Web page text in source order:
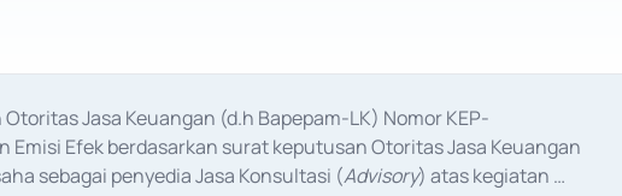
Jasa Keuangan (d.h Bapepam-LK) Nomor KEP-
Emisi Efek berdasarkan surat keputusan Otoritas Jasa Keuangan
sebagai penyedia Jasa Konsultasi (Advisory) atas kegiatan